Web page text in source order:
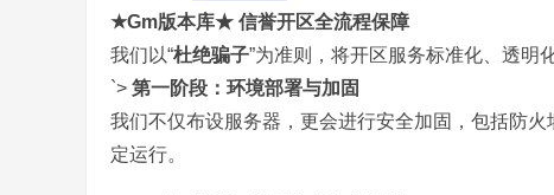
★Gm版本库★ 信誉开区全流程保障
我们以“杜绝骗子”为准则，将开区服务标准化、透明
`> 第一阶段：环境部署与加固
我们不仅布设服务器，更会进行安全加固，包括防
定运行。